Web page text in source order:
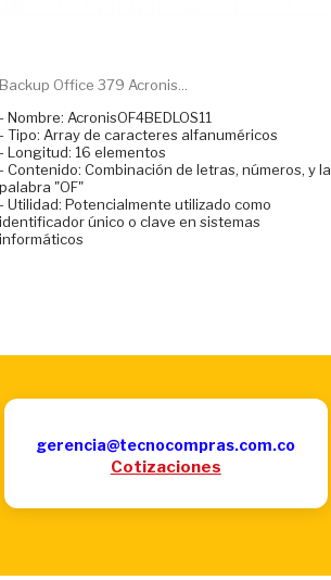
Backup Office 379 Acronis...
- Nombre: AcronisOF4BEDLOS11
- Tipo: Array de caracteres alfanuméricos
- Longitud: 16 elementos
- Contenido: Combinación de letras, números, y la
palabra "OF"
- Utilidad: Potencialmente utilizado como
identificador único o clave en sistemas
informáticos
gerencia@tecnocompras.com.co
Cotizaciones